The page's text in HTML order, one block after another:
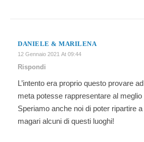
DANIELE & MARILENA
12 Gennaio 2021 At 09:44
Rispondi
L’intento era proprio questo provare
meta potesse rappresentare al
Speriamo anche noi di poter ripartire
magari alcuni di questi luoghi!